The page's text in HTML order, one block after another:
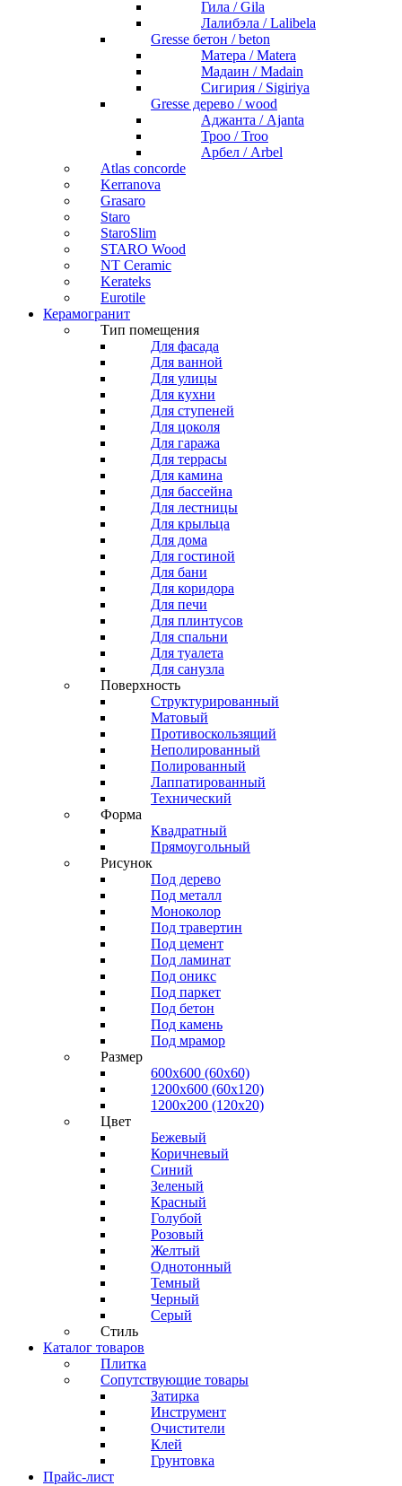
Гила / Gila
Лалибэла / Lalibela
Gresse бетон / beton
Матера / Matera
Мадаин / Madain
Сигирия / Sigiriya
Gresse дерево / wood
Аджанта / Ajanta
Троо / Troo
Арбел / Arbel
Atlas concorde
Kerranova
Grasaro
Staro
StaroSlim
STARO Wood
NT Ceramic
Kerateks
Eurotile
Керамогранит
Тип помещения
Для фасада
Для ванной
Для улицы
Для кухни
Для ступеней
Для цоколя
Для гаража
Для террасы
Для камина
Для бассейна
Для лестницы
Для крыльца
Для дома
Для гостиной
Для бани
Для коридора
Для печи
Для плинтусов
Для спальни
Для туалета
Для санузла
Поверхность
Структурированный
Матовый
Противоскользящий
Неполированный
Полированный
Лаппатированный
Технический
Форма
Квадратный
Прямоугольный
Рисунок
Под дерево
Под металл
Моноколор
Под травертин
Под цемент
Под ламинат
Под оникс
Под паркет
Под бетон
Под камень
Под мрамор
Размер
600х600 (60х60)
1200х600 (60х120)
1200х200 (120x20)
Цвет
Бежевый
Коричневый
Синий
Зеленый
Красный
Голубой
Розовый
Желтый
Однотонный
Темный
Черный
Серый
Стиль
Каталог товаров
Плитка
Сопутствующие товары
Затирка
Инструмент
Очистители
Клей
Грунтовка
Прайс-лист